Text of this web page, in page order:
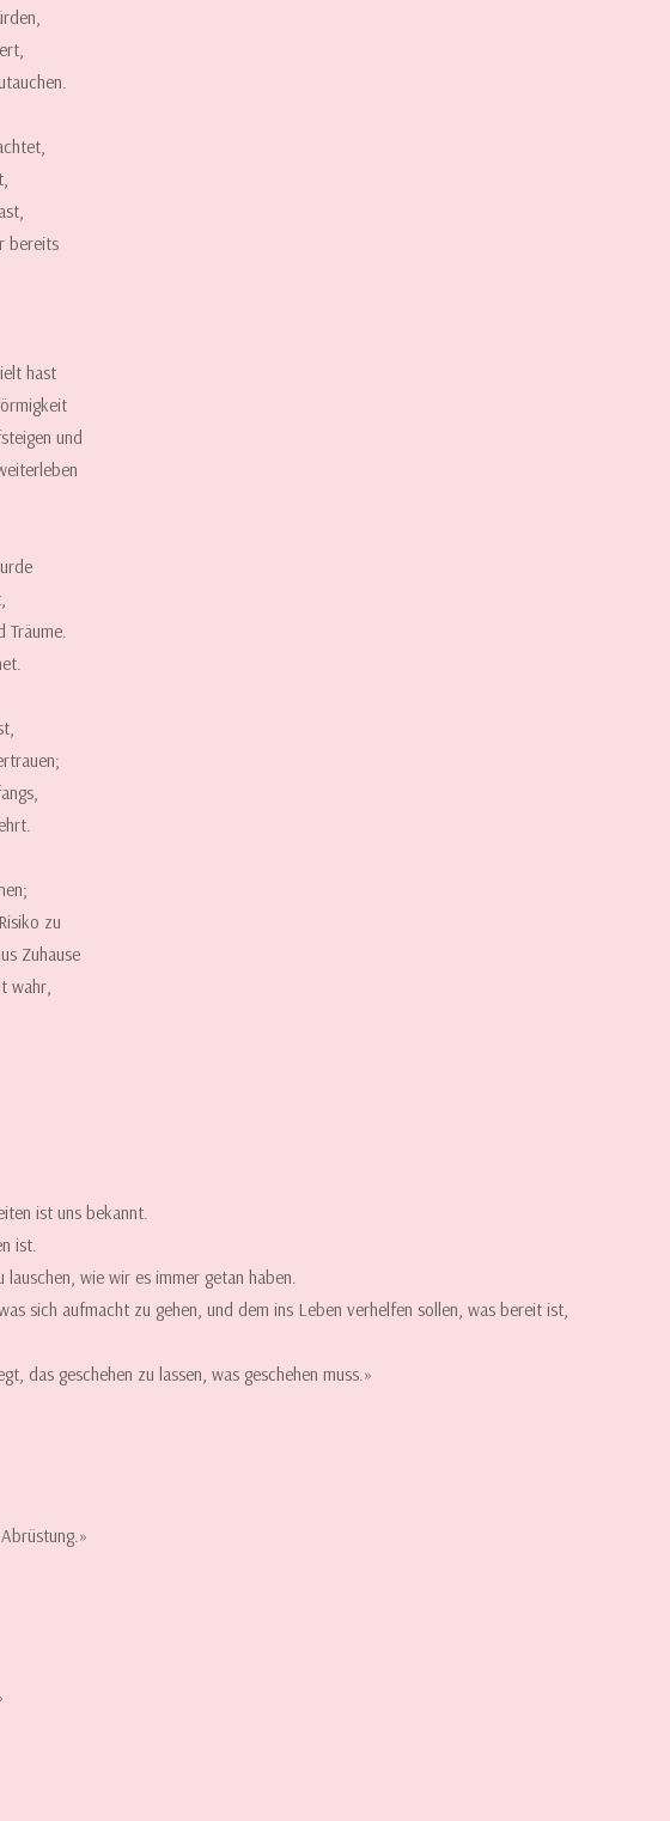
bereits
hast
und
Träume.
zu
Zuhause
wahr,
ist uns bekannt.
ist.
wie wir es immer getan haben.
sich aufmacht zu gehen, und dem ins Leben verhelfen sollen, was bereit ist,
das geschehen zu lassen, was geschehen muss.»